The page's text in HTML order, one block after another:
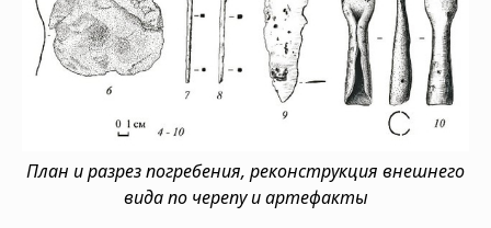
План и разрез погребения, реконструкция внешнего
вида по черепу и артефакты